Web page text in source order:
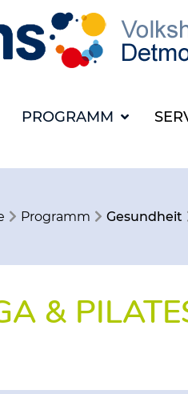
PROGRAMM
Programm Gesundheit
&